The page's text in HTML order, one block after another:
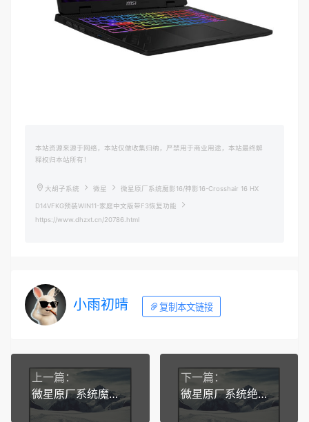
本站资源来源于网络，本站仅做收集归纳，严禁用于商业用途，本站最终解
释权归本站所有！
大胡子系统 微星 微星原厂系统魔影16/神影16-Crosshair 16 HX
D14VFKG预装WIN11-家庭中文版带F3恢复功能
https://www.dhzxt.cn/20786.html
小雨初晴 复制本文链接
上一篇：
微星原厂系统魔影15-Pulse 15 B13VGK-预装WIN11-家庭中文版带F3恢复功能
下一篇：
微星原厂系统绝影14-Stealth 14 AI Studio A1VFG预装WIN11-家庭中文版带F3恢复功能